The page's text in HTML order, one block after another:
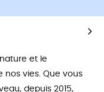
et le
vies. Que vous
depuis 2015,